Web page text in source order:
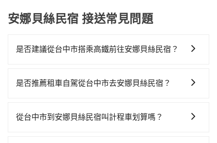
安娜貝絲民宿 接送常見問題
是否建議從台中市搭乘高鐵前往安娜貝絲民宿？
費時！從最早06:05一直到23:03，台中-南港一天最多有
鐘。抵達高鐵站後，步行進站、現場購票並於月台排隊
是否推薦租車自駕從台中市去安娜貝絲民宿？
時不需要閉目養神（因為要自己開車），最重要的是你
從台中市到安娜貝絲民宿叫計程車划算嗎？